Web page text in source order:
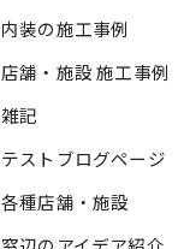
内装の施工事例
店舗・施設 施工事例
雑記
テストブログページ
各種店舗・施設